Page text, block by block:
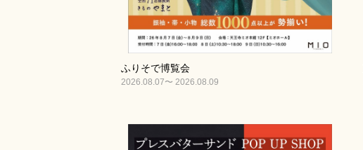
ふりそで博覧会
2026.08.07〜 2026.08.09